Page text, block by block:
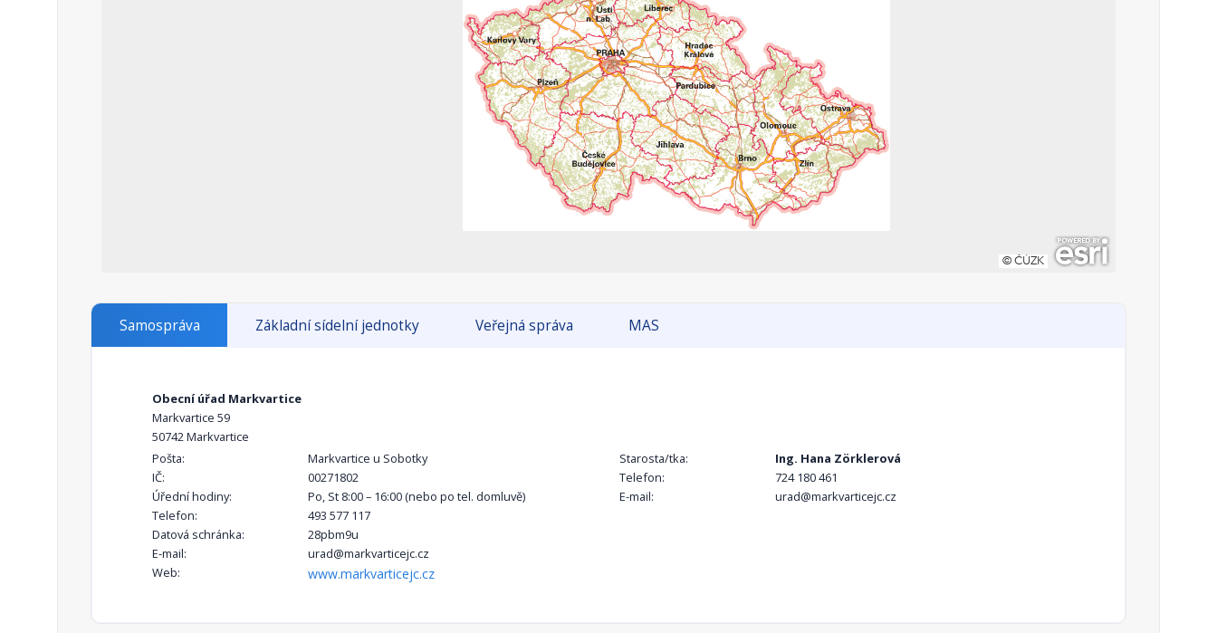
Samospráva Základní sídelní jednotky Veřejná správa MAS
Obecní úřad Markvartice
Markvartice 59
50742 Markvartice
Pošta:
Markvartice u Sobotky
IČ:
00271802
Úřední hodiny:
Po, St 8:00 – 16:00 (nebo po tel. domluvě)
Telefon:
493 577 117
Datová schránka:
28pbm9u
E-mail:
urad@markvarticejc.cz
Web:
www.markvarticejc.cz
Starosta/tka:
Ing. Hana Zörklerová
Telefon:
724 180 461
E-mail:
urad@markvarticejc.cz